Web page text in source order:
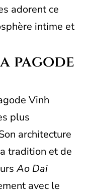
adorent ce
intime et
pagode
Vinh
plus
architecture
tradition et de
Ao Dai
avec le